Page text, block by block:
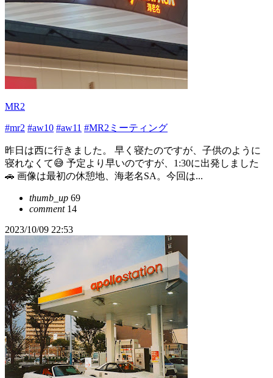
MR2
#mr2 #aw10 #aw11 #MR2ミーティング
昨日は西に行きました。 早く寝たのですが、子供のように
寝れなくて😅 予定より早いのですが、1:30に出発しました
🚗 画像は最初の休憩地、海老名SA。今回は...
thumb_up 69
comment14
2023/10/09 22:53